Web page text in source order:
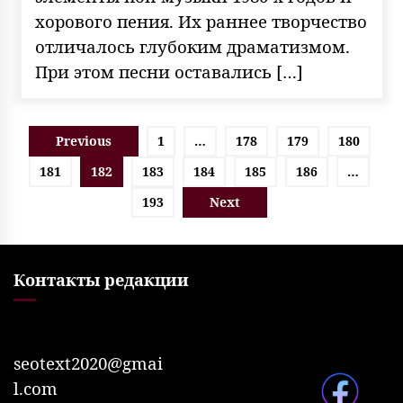
хорового пения. Их раннее творчество
отличалось глубоким драматизмом.
При этом песни оставались […]
Пагинация
записей
Previous 1 … 178 179
180
181
182 183 184 185 186
…
193
Next
Контакты редакции
seotext2020@gmai
l.com